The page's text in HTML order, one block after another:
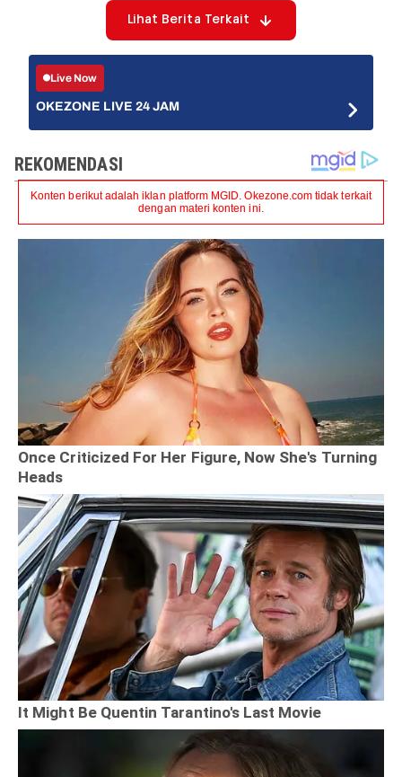
Lihat Berita Terkait
Live Now
OKEZONE LIVE 24 JAM